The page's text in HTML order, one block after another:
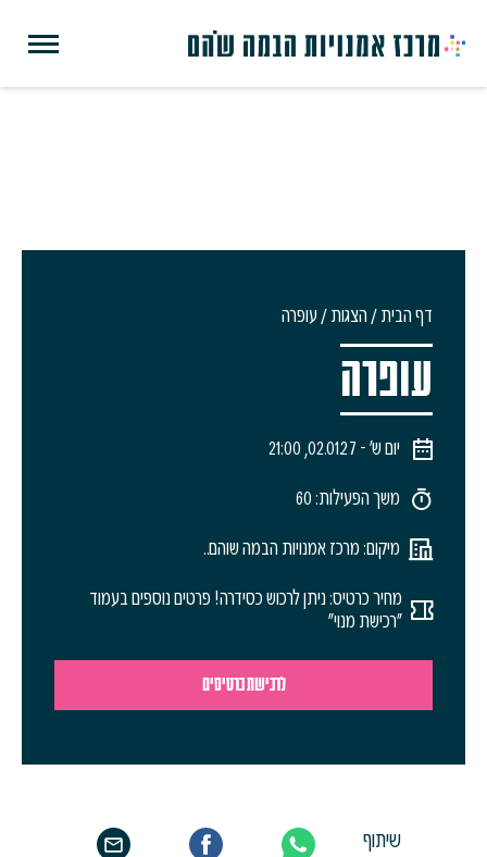
דף הבית/הצגות/עופרה
עופרה
יום ש׳ - 02.01.27, 21:00
משך הפעילות: 60
מיקום: מרכז אמנויות הבמה שוהם..
מחיר כרטיס: ניתן לרכוש כסידרה! פרטים נוספים בעמוד
"רכישת מנוי"
לרכישת כרטיסים
שיתוף